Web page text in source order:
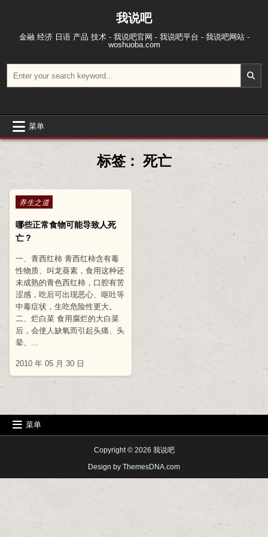
我说吧
金融 经济 日语 产品 技术 - 我说吧官网 - 我说吧平台 - 我说吧网站 -
woshuoba.com
菜单
标签： 死亡
Posted in
养生之道
哪些正常食物可能导致人死
亡？
一、青西红柿 青西红柿含有毒
性物质、叫龙葵素，食用这种还
未成熟的青色西红柿，口腔有苦
涩感，吃后可出现恶心、呕吐等
中毒症状，生吃危险性更大。
二、烂白菜 食用腐烂的大白菜
后，会使人缺氧而引起头痛、头
晕、...
2010 年 05 月 30 日
菜单
Copyright © 2026 我说吧
Design by ThemesDNA.com